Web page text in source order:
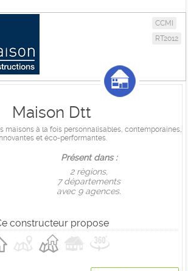
CCMI
RT2012
Maison Dtt
maisons à la fois personnalisables, contemporaines,
et éco-performantes.
Présent dans :
2 règions,
7 départements
avec 9 agences.
constructeur propose